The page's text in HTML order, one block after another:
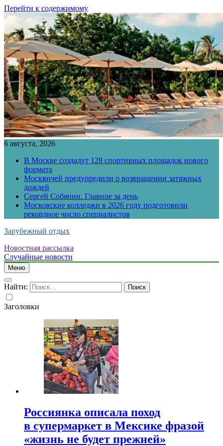
Перейти к содержимому
6 августа, 2026
В Москве создадут 128 спортивных площадок нового
формата
Москвичей предупредили о возвращении затяжных
дождей
Сергей Собянин. Главное за день
Московские колледжи в 2026 году подготовили
рекордное число специалистов
Зарубежный отдых
Новостная рассылка
Случайные новости
Меню
Найти:
Заголовки
Россиянка описала поход
в супермаркет в Мексике фразой
«жизнь не будет прежней»